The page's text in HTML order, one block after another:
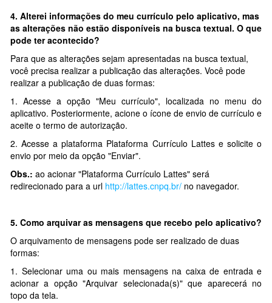
4. Alterei informações do meu currículo pelo aplicativo, mas
as alterações não estão disponíveis na busca textual. O que
pode ter acontecido?
Para que as alterações sejam apresentadas na busca textual,
você precisa realizar a publicação das alterações. Você pode
realizar a publicação de duas formas:
1. Acesse a opção "Meu currículo", localizada no menu do
aplicativo. Posteriormente, acione o ícone de envio de currículo e
aceite o termo de autorização.
2. Acesse a plataforma Plataforma Currículo Lattes e solicite o
envio por meio da opção "Enviar".
Obs.: ao acionar "Plataforma Currículo Lattes" será
redirecionado para a url http://lattes.cnpq.br/ no navegador.
5. Como arquivar as mensagens que recebo pelo aplicativo?
O arquivamento de mensagens pode ser realizado de duas
formas:
1. Selecionar uma ou mais mensagens na caixa de entrada e
acionar a opção "Arquivar selecionada(s)" que aparecerá no
topo da tela.